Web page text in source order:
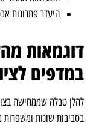
היעדר פתרונות
דוגמאות
במדפים
להלן טבלה שממחישה
בסביבות שונות ומשפרות